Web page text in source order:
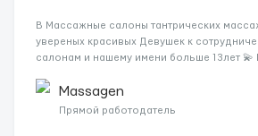
В Массажные салоны тантрических
увереных красивых Девушек к
салонам и нашему имени больше 13лет
заработная плата 💚Мы гарантируем
incall / Out...
Massagen
Прямой работодатель